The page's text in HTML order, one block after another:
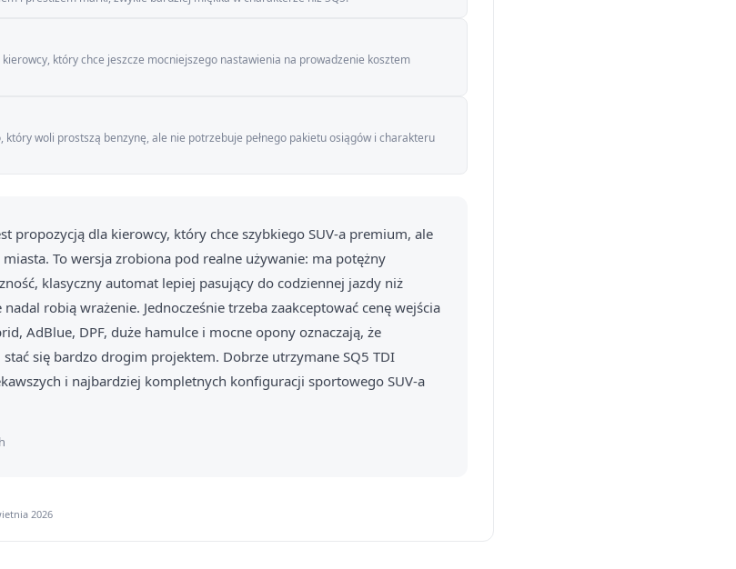
który chce jeszcze mocniejszego nastawienia na prowadzenie kosztem
woli prostszą benzynę, ale nie potrzebuje pełnego pakietu osiągów i charakteru
propozycją dla kierowcy, który chce szybkiego SUV-a premium, ale
To wersja zrobiona pod realne używanie: ma potężny
klasyczny automat lepiej pasujący do codziennej jazdy niż
robią wrażenie. Jednocześnie trzeba zaakceptować cenę wejścia
AdBlue, DPF, duże hamulce i mocne opony oznaczają, że
się bardzo drogim projektem. Dobrze utrzymane SQ5 TDI
i najbardziej kompletnych konfiguracji sportowego SUV-a
2026